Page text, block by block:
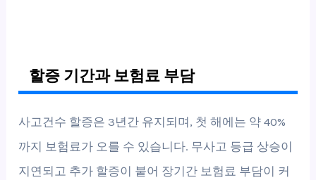
할증 기간과 보험료 부담
사고건수 할증은 3년간 유지되며, 첫 해에는 약 40%
까지 보험료가 오를 수 있습니다. 무사고 등급 상승이
지연되고 추가 할증이 붙어 장기간 보험료 부담이 커